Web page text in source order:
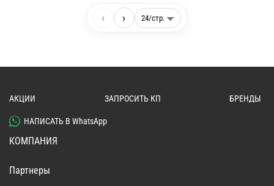
‹ ›
АКЦИИ ЗАПРОСИТЬ КП БРЕНДЫ
НАПИСАТЬ В WhatsApp
КОМПАНИЯ
Партнеры